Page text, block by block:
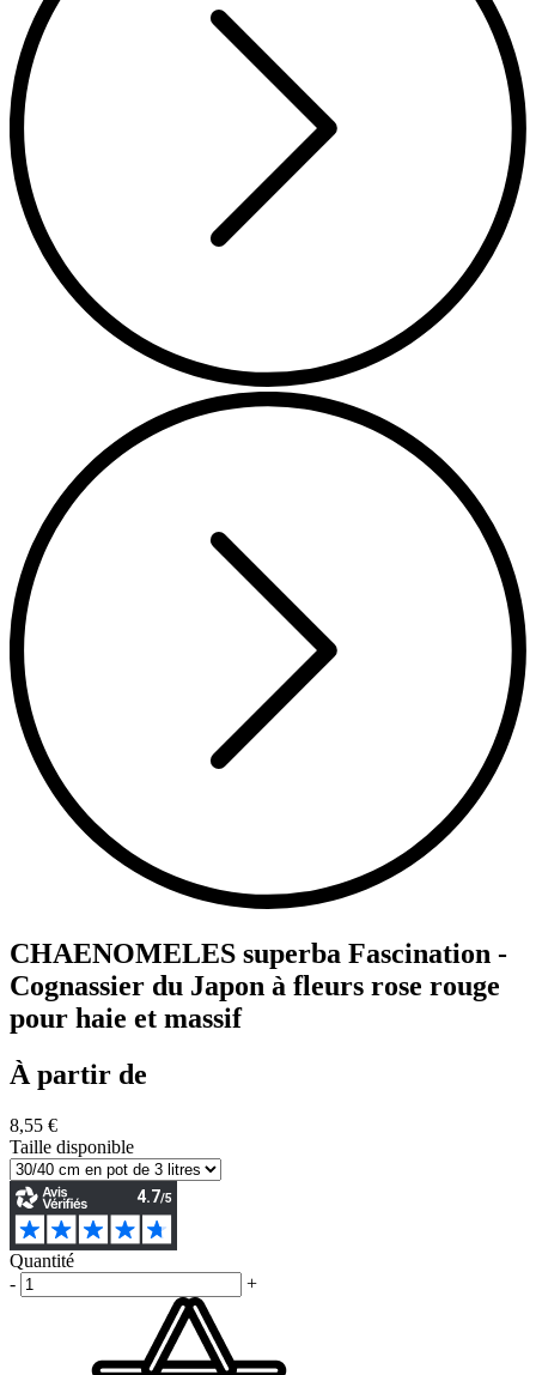
CHAENOMELES superba Fascination -
Cognassier du Japon à fleurs rose rouge
pour haie et massif
À partir de
8,55 €
Taille disponible
Quantité
-
+